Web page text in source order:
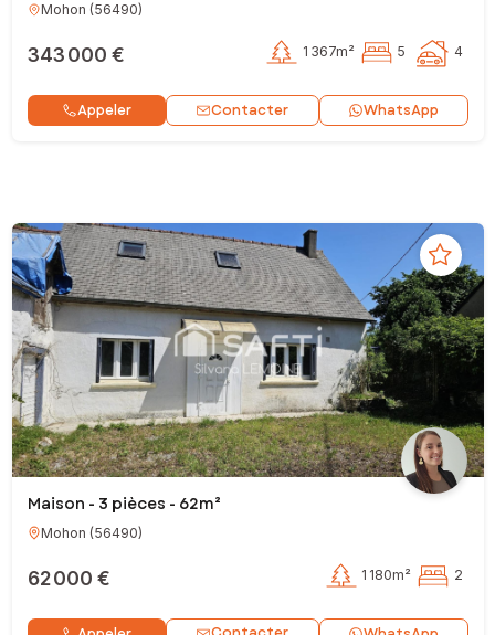
Mohon (56490)
343 000 € 1 367m² 5 4
Appeler Contacter WhatsApp
Maison - 3 pièces - 62m²
Mohon (56490)
62 000 € 1 180m² 2